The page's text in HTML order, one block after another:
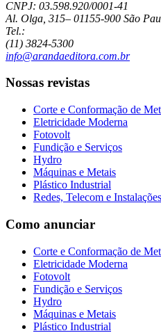
CNPJ: 03.598.920/0001-41
Al. Olga, 315– 01155-900 São
Tel.:
(11) 3824-5300
info@arandaeditora.com.br
Nossas revistas
Corte e Conformação de
Eletricidade Moderna
Fotovolt
Fundição e Serviços
Hydro
Máquinas e Metais
Plástico Industrial
Redes, Telecom e Instalações
Como anunciar
Corte e Conformação de
Eletricidade Moderna
Fotovolt
Fundição e Serviços
Hydro
Máquinas e Metais
Plástico Industrial